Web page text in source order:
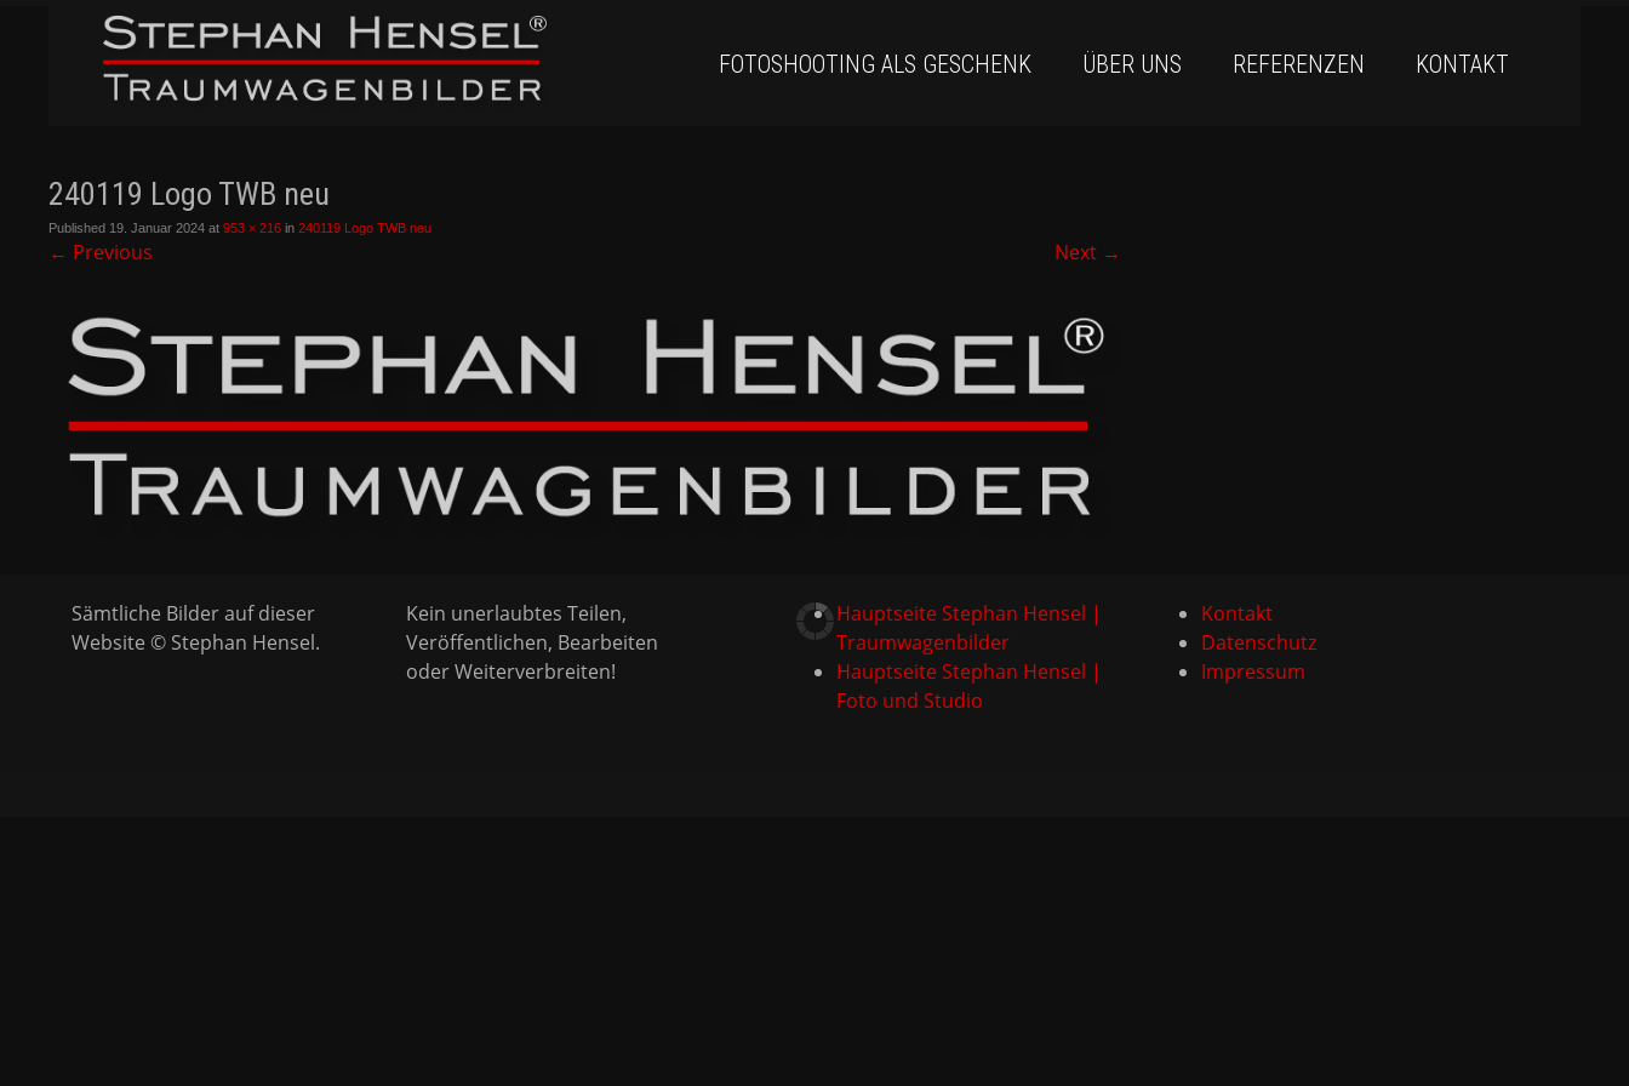
FOTOSHOOTING ALS GESCHENK ÜBER UNS REFERENZEN KONTAKT
240119 Logo TWB neu
Published 19. Januar 2024 at953 × 216 in240119 Logo TWB neu
← Previous Next →
Sämtliche Bilder auf dieser
Website © Stephan Hensel.
Kein unerlaubtes Teilen,
Veröffentlichen, Bearbeiten
oder Weiterverbreiten!
Hauptseite Stephan Hensel |
Traumwagenbilder
Hauptseite Stephan Hensel |
Foto und Studio
Kontakt
Datenschutz
Impressum